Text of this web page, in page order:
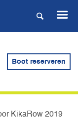
Boot reserveren
VOOR
KikaRow 2019